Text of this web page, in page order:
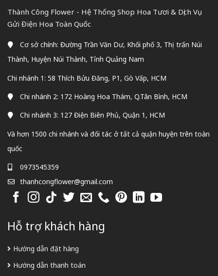
Thành Công Flower - Hệ Thống Shop Hoa Tươi & Dịch Vụ
Gửi Điện Hoa Toàn Quốc
Cơ sở chính: Đường Trần Văn Dư, Khối phố 3, Thị trấn Núi
Thành, Huyện Núi Thành, Tỉnh Quảng Nam
Chi nhánh 1: 58 Thích Bửu Đăng, P1, Gò Vấp, HCM
Chi nhánh 2: 172 Hoàng Hoa Thám, Q.Tân Bình, HCM
Chi nhánh 3: 127 Điện Biên Phủ, Quận 1, HCM
Và hơn 1500 chi nhánh và đối tác ở tất cả quận huyện trên toàn
quốc
0973545359
thanhcongflower@gmail.com
Hỗ trợ khách hàng
Hướng dẫn đặt hàng
Hướng dẫn thanh toán